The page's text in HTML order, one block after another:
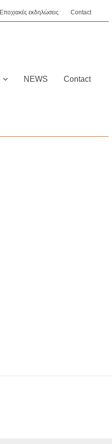
Εποχιακές εκδηλώσεις Contact
NEWS Contact